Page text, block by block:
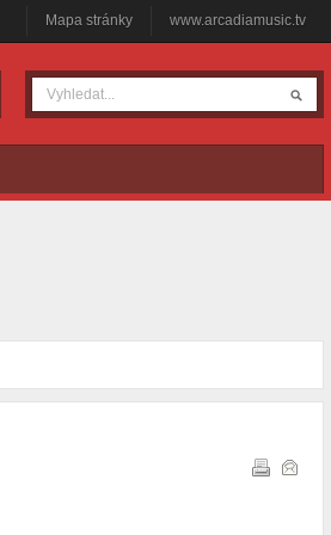
Mapa stránky www.arcadiamusic.tv